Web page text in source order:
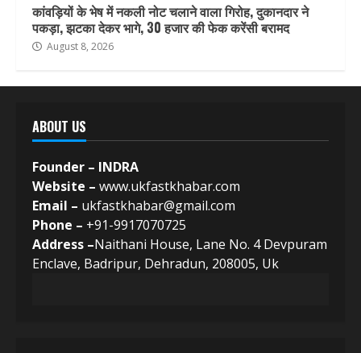
कांवड़ियों के भेष में नकली नोट चलाने वाला गिरोह, दुकानदार ने
पकड़ा, झटका देकर भागे, 30 हजार की फेक करेंसी बरामद
August 8, 2026
ABOUT US
Founder – INDRA
Website – www.ukfastkhabar.com
Email – ukfastkhabar@gmail.com
Phone – +91-9917070725
Address –Naithani House, Lane No. 4 Devpuram
Enclave, Badripur, Dehradun, 208005, Uk